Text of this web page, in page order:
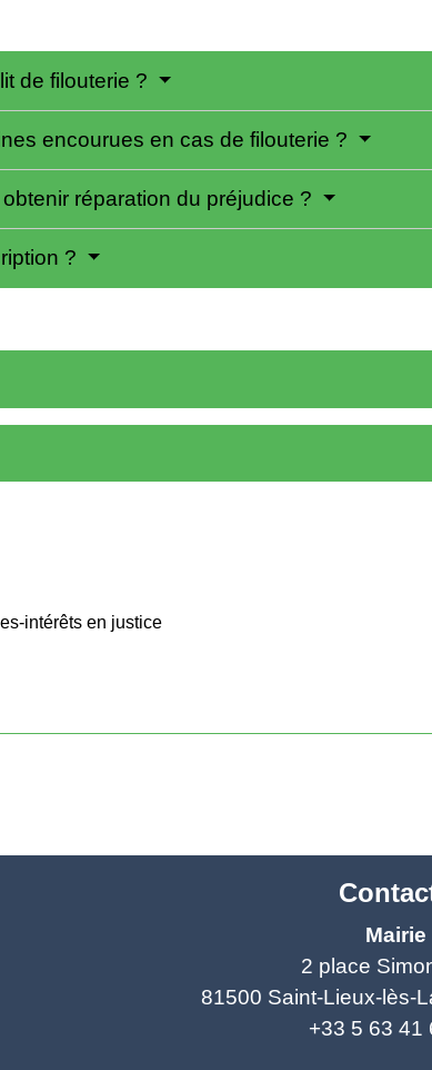
de filouterie ?
encourues en cas de filouterie ?
réparation du préjudice ?
?
intérêts en justice
Mairie
2 place
81500 Saint-Lieux-lès-
+33 5 63 41